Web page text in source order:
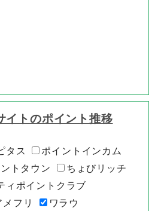
イトのポイント推移
タス
ポイントインカム
トタウン
ちょびリッチ
ィポイントクラブ
メフリ ワラウ